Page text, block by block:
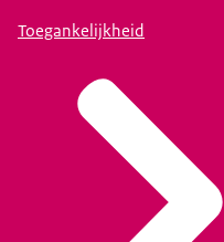
Toegankelijkheid